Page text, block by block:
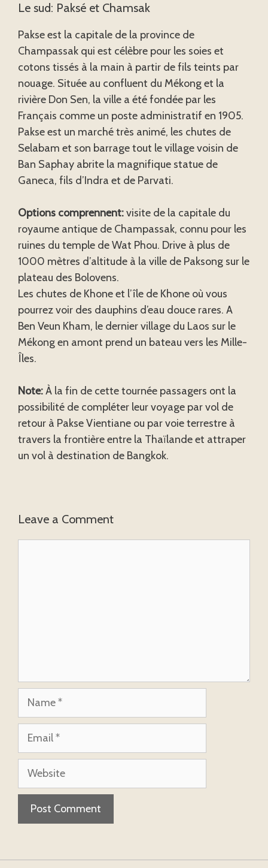
Le sud: Paksé et Chamsak
Pakse est la capitale de la province de
Champassak qui est célèbre pour les soies et
cotons tissés à la main à partir de fils teints par
nouage. Située au confluent du Mékong et la
rivière Don Sen, la ville a été fondée par les
Français comme un poste administratif en 1905.
Pakse est un marché très animé, les chutes de
Selabam et son barrage tout le village voisin de
Ban Saphay abrite la magnifique statue de
Ganeca, fils d’Indra et de Parvati.
Options comprennent:visite de la capitale du
royaume antique de Champassak, connu pour les
ruines du temple de Wat Phou. Drive à plus de
1000 mètres d’altitude à la ville de Paksong sur le
plateau des Bolovens.
Les chutes de Khone et l’île de Khone où vous
pourrez voir des dauphins d’eau douce rares. A
Ben Veun Kham, le dernier village du Laos sur le
Mékong en amont prend un bateau vers les Mille-
Îles.
Note:À la fin de cette tournée passagers ont la
possibilité de compléter leur voyage par vol de
retour à Pakse Vientiane ou par voie terrestre à
travers la frontière entre la Thaïlande et attraper
un vol à destination de Bangkok.
Leave a Comment
Name
Email
Website